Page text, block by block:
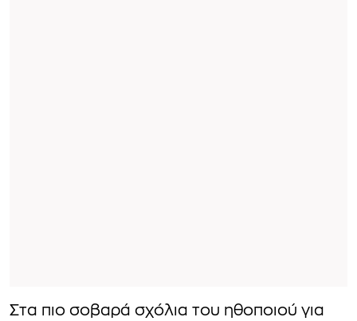
Στα πιο σοβαρά σχόλια του ηθοποιού για